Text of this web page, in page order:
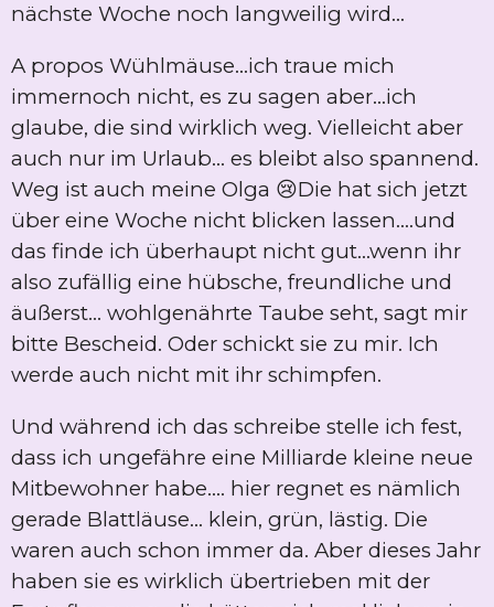
nächste Woche noch langweilig wird...
A propos Wühlmäuse...ich traue mich
immernoch nicht, es zu sagen aber...ich
glaube, die sind wirklich weg. Vielleicht aber
auch nur im Urlaub... es bleibt also spannend.
Weg ist auch meine Olga 😢Die hat sich jetzt
über eine Woche nicht blicken lassen....und
das finde ich überhaupt nicht gut...wenn ihr
also zufällig eine hübsche, freundliche und
äußerst... wohlgenährte Taube seht, sagt mir
bitte Bescheid. Oder schickt sie zu mir. Ich
werde auch nicht mit ihr schimpfen.
Und während ich das schreibe stelle ich fest,
dass ich ungefähre eine Milliarde kleine neue
Mitbewohner habe.... hier regnet es nämlich
gerade Blattläuse... klein, grün, lästig. Die
waren auch schon immer da. Aber dieses Jahr
haben sie es wirklich übertrieben mit der